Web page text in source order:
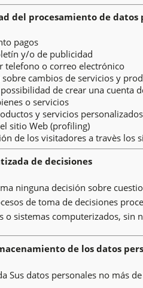
del procesamiento de datos
pagos
y/o de publicidad
telefono o correo electrónico
cambios de servicios y
de crear una cuenta
o servicios
y servicios
sitio Web (profiling)
de los visitadores a travès los
de decisiones
ninguna decisión sobre
de toma de decisiones
o sistemas computerizados, sin
de los datos
Sus datos personales no más